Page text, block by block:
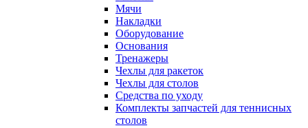
Мячи
Накладки
Оборудование
Основания
Тренажеры
Чехлы для ракеток
Чехлы для столов
Средства по уходу
Комплекты запчастей для теннисных
столов